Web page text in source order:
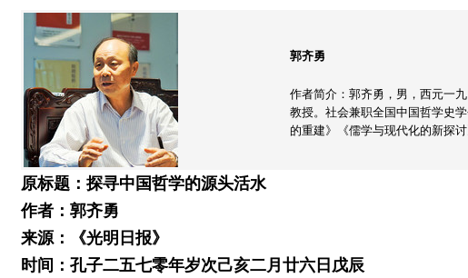
郭齐勇
作者简介：郭齐勇，男，西元一
教授。社会兼职全国中国哲学史
的重建》《儒学与现代化的新探
原标题：探寻中国哲学的源头活水
作者：郭齐勇
来源：《光明日报》
时间：孔子二五七零年岁次己亥二月廿六日戊辰